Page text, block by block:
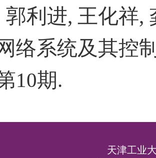
郭利进, 王化祥,
络系统及其控
10期.
天津工业